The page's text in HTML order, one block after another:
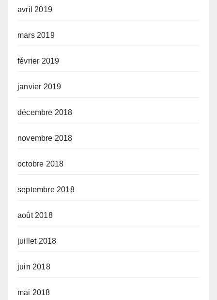
avril 2019
mars 2019
février 2019
janvier 2019
décembre 2018
novembre 2018
octobre 2018
septembre 2018
août 2018
juillet 2018
juin 2018
mai 2018